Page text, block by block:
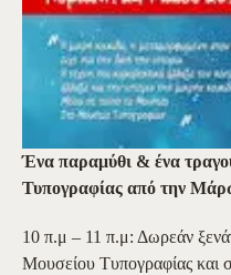
Ένα παραμύθι & ένα
Τυπογραφίας από την
10 π.μ – 11 π.μ: Δωρεάν
Μουσείου Τυπογραφίας και